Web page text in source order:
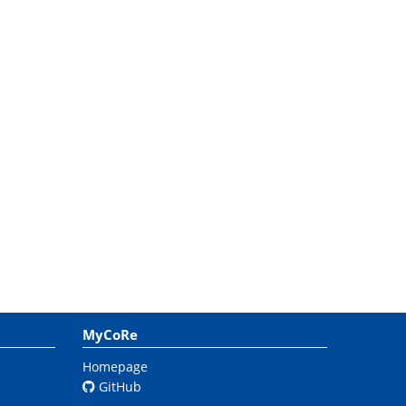
MyCoRe
Homepage
GitHub